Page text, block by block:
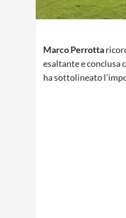
Marco Perrotta
esaltante e conclusa
ha sottolineato